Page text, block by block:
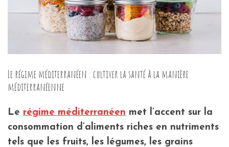
Le régime méditerranéen : cultiver la santé à la manière
méditerranéenne
Le régime méditerranéen met l’accent sur la
consommation d’aliments riches en nutriments
tels que les fruits, les légumes, les grains